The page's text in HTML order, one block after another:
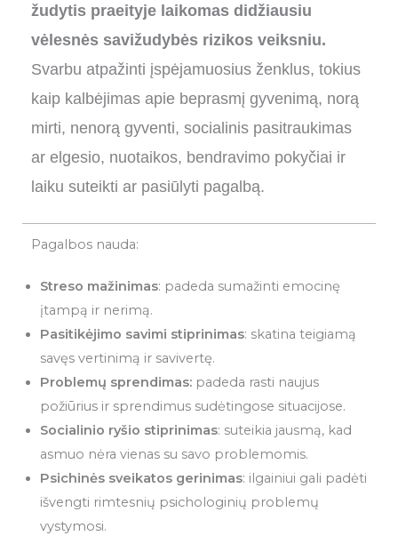
žudytis praeityje laikomas didžiausiu
vėlesnės savižudybės rizikos veiksniu.
Svarbu atpažinti įspėjamuosius ženklus, tokius
kaip kalbėjimas apie beprasmį gyvenimą, norą
mirti, nenorą gyventi, socialinis pasitraukimas
ar elgesio, nuotaikos, bendravimo pokyčiai ir
laiku suteikti ar pasiūlyti pagalbą.
Pagalbos nauda:
Streso mažinimas: padeda sumažinti emocinę
įtampą ir nerimą.
Pasitikėjimo savimi stiprinimas: skatina teigiamą
savęs vertinimą ir savivertę.
Problemų sprendimas: padeda rasti naujus
požiūrius ir sprendimus sudėtingose situacijose.
Socialinio ryšio stiprinimas: suteikia jausmą, kad
asmuo nėra vienas su savo problemomis.
Psichinės sveikatos gerinimas: ilgainiui gali padėti
išvengti rimtesnių psichologinių problemų
vystymosi.